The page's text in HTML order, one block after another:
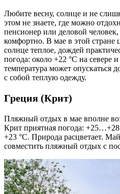
Любите весну, солнце и не
этом не знаете, где можно
пенсионер или деловой
комфортно. В мае в этой стране
солнце теплое, дождей
погода: около +22 °C на севере
температура может опускаться
с собой теплую одежду.
Греция (Крит)
Пляжный отдых в мае вполне
Крит приятная погода:
+23 °C. Природа расцветает.
совместить пляжный отдых с